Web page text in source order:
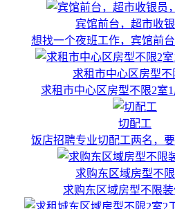
宾馆前台，超市收
想找一个夜班工作，宾馆前
求租市中心区房型不
求租市中心区房型不限2室
切配工
饭店招聘专业切配工两名，
求购东区域房型不
求购东区域房型不限